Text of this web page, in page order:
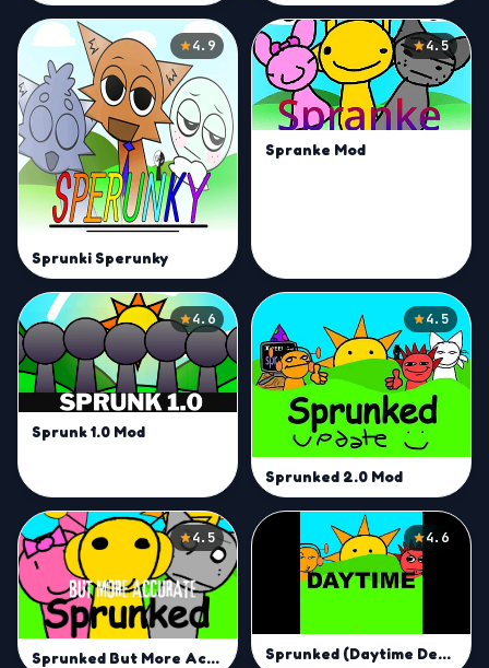
4.9
Sprunki Sperunky
4.5
Spranke Mod
4.6
Sprunk 1.0 Mod
4.5
Sprunked 2.0 Mod
4.5
Sprunked But More Accurate Mod
4.6
Sprunked (Daytime Demo)